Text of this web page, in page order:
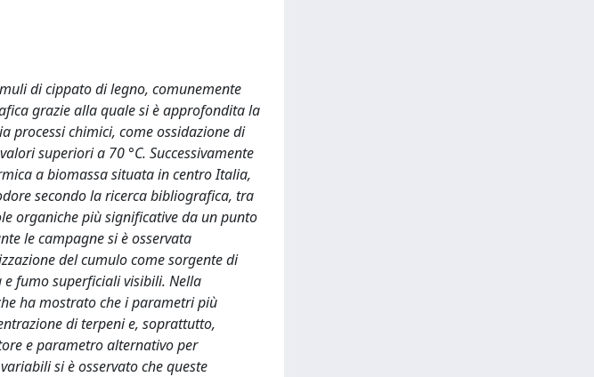
di cippato di legno, comunemente
grazie alla quale si è approfondita la
processi chimici, come ossidazione di
superiori a 70 °C. Successivamente
a biomassa situata in centro Italia,
secondo la ricerca bibliografica, tra
organiche più significative da un punto
le campagne si è osservata
del cumulo come sorgente di
fumo superficiali visibili. Nella
ha mostrato che i parametri più
di terpeni e, soprattutto,
e parametro alternativo per
si è osservato che queste